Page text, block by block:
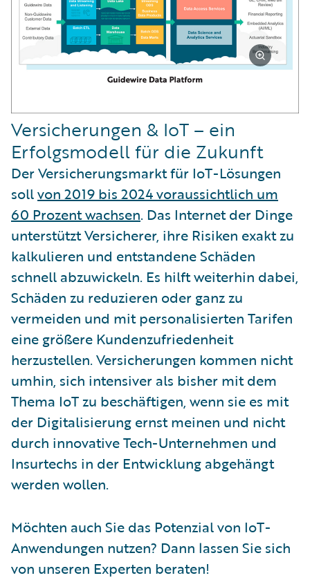
Versicherungen & IoT – ein
Erfolgsmodell für die Zukunft
Der Versicherungsmarkt für IoT-Lösungen
sollvon 2019 bis 2024 voraussichtlich um
60 Prozent wachsen. Das Internet der Dinge
unterstützt Versicherer, ihre Risiken exakt zu
kalkulieren und entstandene Schäden
schnell abzuwickeln. Es hilft weiterhin dabei,
Schäden zu reduzieren oder ganz zu
vermeiden und mit personalisierten Tarifen
eine größere Kundenzufriedenheit
herzustellen. Versicherungen kommen nicht
umhin, sich intensiver als bisher mit dem
Thema IoT zu beschäftigen, wenn sie es mit
der Digitalisierung ernst meinen und nicht
durch innovative Tech-Unternehmen und
Insurtechs in der Entwicklung abgehängt
werden wollen.
Möchten auch Sie das Potenzial von IoT-
Anwendungen nutzen? Dann lassen Sie sich
von unseren Experten beraten!